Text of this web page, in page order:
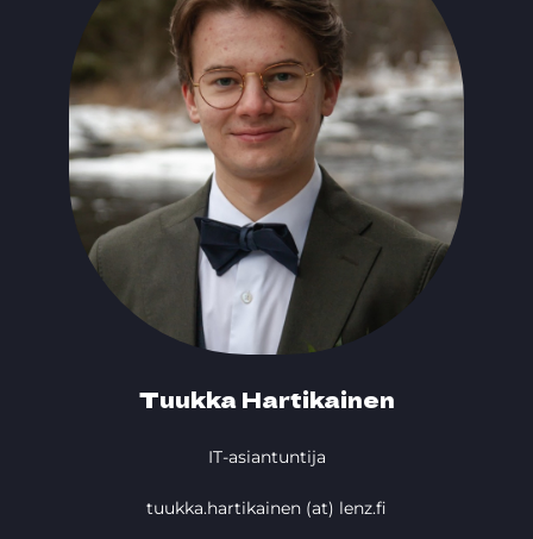
Tuukka Hartikainen
IT-asiantuntija
tuukka.hartikainen (at) lenz.fi